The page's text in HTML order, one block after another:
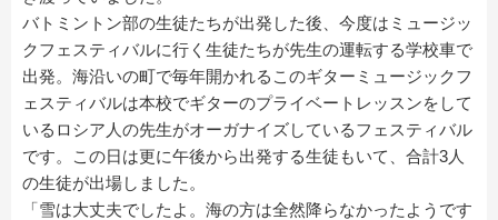
バトミントン部の生徒たちが出発した後、今度はミュージッ
クフェスティバルに行く生徒たちが先生の運転する学校車で
出発。海沿いの町で毎年開かれるこのギターミュージックフ
ェスティバルは本校でギターのプライベートレッスンをして
いるロシア人の先生がオーガナイズしているフェスティバル
です。この日は更に午後から出発する生徒もいて、合計3人
の生徒が出場しました。
「雪は大丈夫でしたよ。海の方は全然降らなかったようです